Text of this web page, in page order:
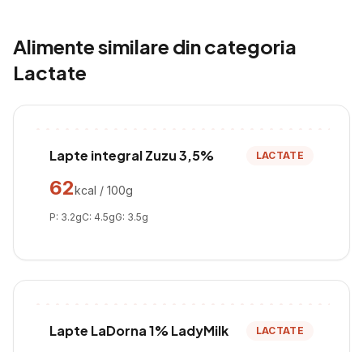
Alimente similare din categoria
Lactate
Lapte integral Zuzu 3,5% LACTATE
62kcal / 100g
P: 3.2gC: 4.5gG: 3.5g
Lapte LaDorna 1% LadyMilk LACTATE